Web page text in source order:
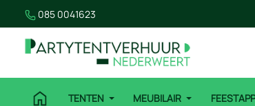
085 0041623
TENTEN MEUBILAIR